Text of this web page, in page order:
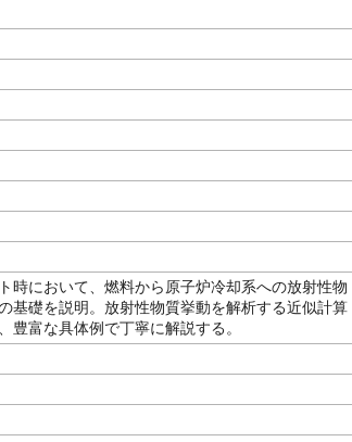
時において、燃料から原子炉冷却系への放射性物
基礎を説明。放射性物質挙動を解析する近似計算
豊富な具体例で丁寧に解説する。